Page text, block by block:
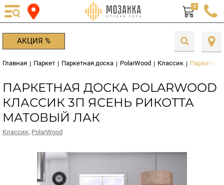
0
АКЦИЯ %
Главная | Паркет | Паркетная доска | PolarWood | Классик |
ПАРКЕТНАЯ ДОСКА POLARWOOD
КЛАССИК 3П ЯСЕНЬ РИКОТТА
МАТОВЫЙ ЛАК
Классик, PolarWood